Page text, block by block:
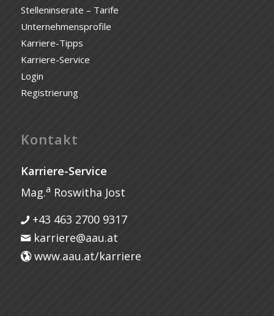
Stelleninserate – Tarife
Unternehmensprofile
Karriere-Tipps
Karriere-Service
Login
Registrierung
Kontakt
Karriere-Service
Mag.a Roswitha Jost
+43 463 2700 9317
karriere@aau.at
www.aau.at/karriere